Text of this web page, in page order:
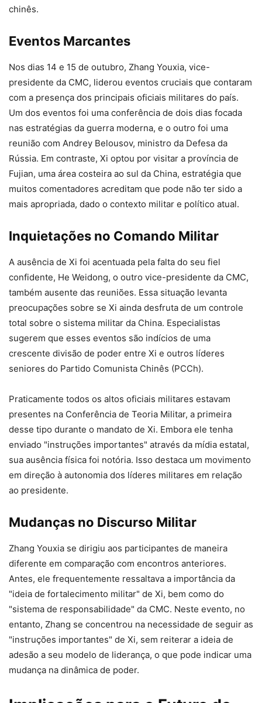
chinês.
Eventos Marcantes
Nos dias 14 e 15 de outubro, Zhang Youxia, vice-
presidente da CMC, liderou eventos cruciais que contaram
com a presença dos principais oficiais militares do país.
Um dos eventos foi uma conferência de dois dias focada
nas estratégias da guerra moderna, e o outro foi uma
reunião com Andrey Belousov, ministro da Defesa da
Rússia. Em contraste, Xi optou por visitar a província de
Fujian, uma área costeira ao sul da China, estratégia que
muitos comentadores acreditam que pode não ter sido a
mais apropriada, dado o contexto militar e político atual.
Inquietações no Comando Militar
A ausência de Xi foi acentuada pela falta do seu fiel
confidente, He Weidong, o outro vice-presidente da CMC,
também ausente das reuniões. Essa situação levanta
preocupações sobre se Xi ainda desfruta de um controle
total sobre o sistema militar da China. Especialistas
sugerem que esses eventos são indícios de uma
crescente divisão de poder entre Xi e outros líderes
seniores do Partido Comunista Chinês (PCCh).
Praticamente todos os altos oficiais militares estavam
presentes na Conferência de Teoria Militar, a primeira
desse tipo durante o mandato de Xi. Embora ele tenha
enviado "instruções importantes" através da mídia estatal,
sua ausência física foi notória. Isso destaca um movimento
em direção à autonomia dos líderes militares em relação
ao presidente.
Mudanças no Discurso Militar
Zhang Youxia se dirigiu aos participantes de maneira
diferente em comparação com encontros anteriores.
Antes, ele frequentemente ressaltava a importância da
"ideia de fortalecimento militar" de Xi, bem como do
"sistema de responsabilidade" da CMC. Neste evento, no
entanto, Zhang se concentrou na necessidade de seguir as
"instruções importantes" de Xi, sem reiterar a ideia de
adesão a seu modelo de liderança, o que pode indicar uma
mudança na dinâmica de poder.